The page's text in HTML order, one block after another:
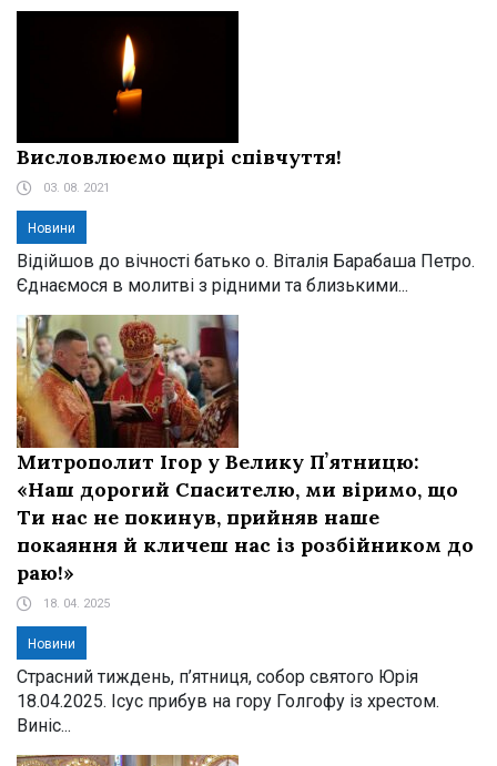
Висловлюємо щирі співчуття!
03. 08. 2021
Новини
Відійшов до вічності батько о. Віталія Барабаша Петро.
Єднаємося в молитві з рідними та близькими...
Митрополит Ігор у Велику Пʼятницю:
«Наш дорогий Спасителю, ми віримо, що
Ти нас не покинув, прийняв наше
покаяння й кличеш нас із розбійником до
раю!»
18. 04. 2025
Новини
Страсний тиждень, п’ятниця, собор святого Юрія
18.04.2025. Ісус прибув на гору Голгофу із хрестом.
Виніс...